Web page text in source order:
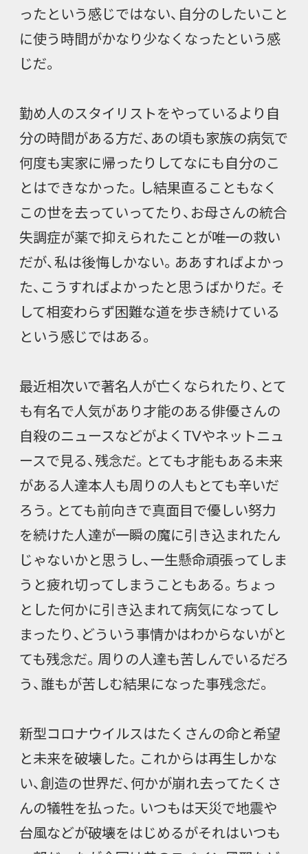
ったという感じではない、自分のしたいこと
に使う時間がかなり少なくなったという感
じだ。
勤め人のスタイリストをやっているより自
分の時間がある方だ、あの頃も家族の病気で
何度も実家に帰ったりしてなにも自分のこ
とはできなかった。し結果直ることもなく
この世を去っていってたり、お母さんの統合
失調症が薬で抑えられたことが唯一の救い
だが、私は後悔しかない。ああすればよかっ
た、こうすればよかったと思うばかりだ。そ
して相変わらず困難な道を歩き続けている
という感じではある。
最近相次いで著名人が亡くなられたり、とて
も有名で人気があり才能のある俳優さんの
自殺のニュースなどがよくTVやネットニュ
ースで見る、残念だ。とても才能もある未来
がある人達本人も周りの人もとても辛いだ
ろう。とても前向きで真面目で優しい努力
を続けた人達が一瞬の魔に引き込まれたん
じゃないかと思うし、一生懸命頑張ってしま
うと疲れ切ってしまうこともある。ちょっ
とした何かに引き込まれて病気になってし
まったり、どういう事情かはわからないがと
ても残念だ。周りの人達も苦しんでいるだろ
う、誰もが苦しむ結果になった事残念だ。
新型コロナウイルスはたくさんの命と希望
と未来を破壊した。これからは再生しかな
い、創造の世界だ、何かが崩れ去ってたくさ
んの犠牲を払った。いつもは天災で地震や
台風などが破壊をはじめるがそれはいつも